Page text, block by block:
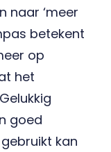
naar ‘meer
betekent
op
het
goed
kan